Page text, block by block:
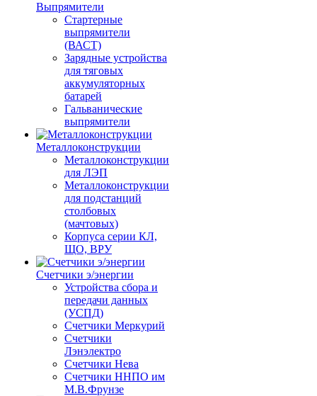
Выпрямители
Стартерные
выпрямители
(ВАСТ)
Зарядные устройства
для тяговых
аккумуляторных
батарей
Гальванические
выпрямители
Металлоконструкции
Металлоконструкции
для ЛЭП
Металлоконструкции
для подстанций
столбовых
(мачтовых)
Корпуса серии КЛ,
ЩО, ВРУ
Счетчики э/энергии
Устройства сбора и
передачи данных
(УСПД)
Счетчики Меркурий
Счетчики
Лэнэлектро
Счетчики Нева
Счетчики ННПО им
М.В.Фрунзе